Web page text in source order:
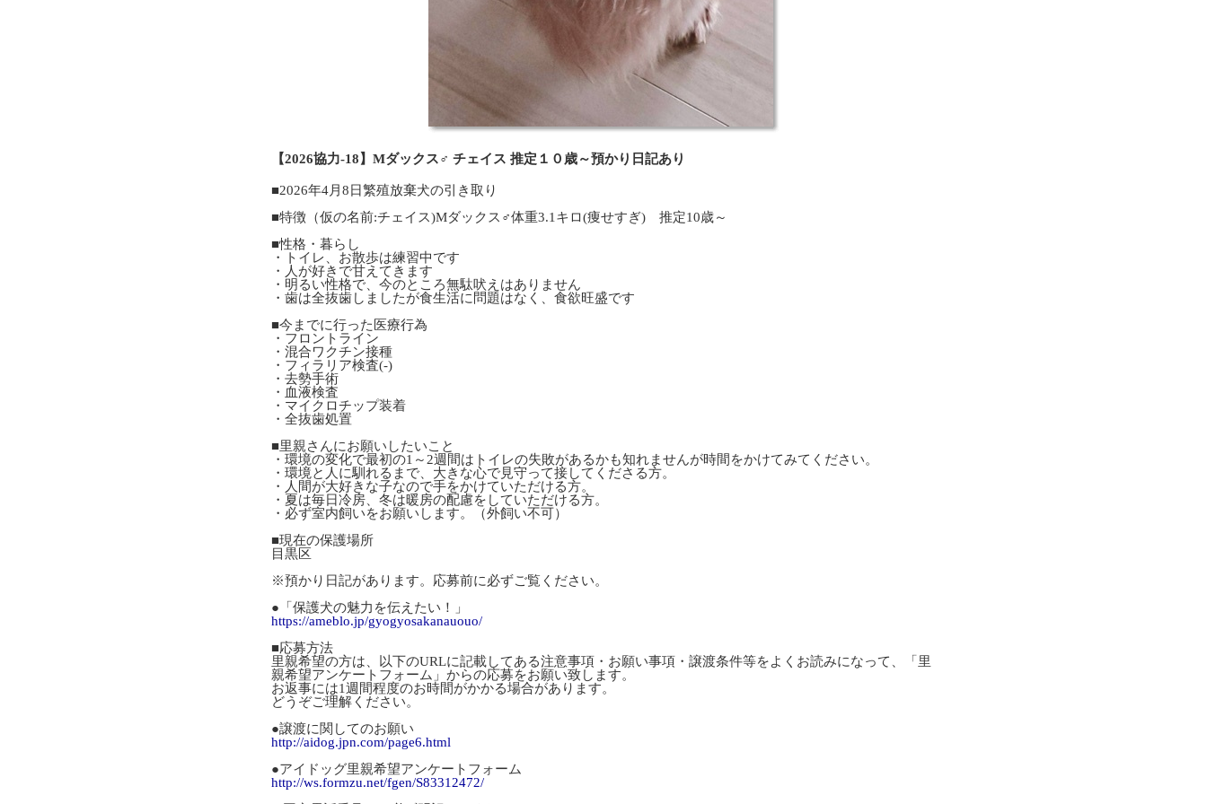
【2026協力-18】Mダックス♂ チェイス 推定１０歳～預かり日記あり
■2026年4月8日繁殖放棄犬の引き取り
■特徴（仮の名前:チェイス)Mダックス♂体重3.1キロ(痩せすぎ) 推定10歳～
■性格・暮らし
・トイレ、お散歩は練習中です
・人が好きで甘えてきます
・明るい性格で、今のところ無駄吠えはありません
・歯は全抜歯しましたが食生活に問題はなく、食欲旺盛です
■今までに行った医療行為
・フロントライン
・混合ワクチン接種
・フィラリア検査(-)
・去勢手術
・血液検査
・マイクロチップ装着
・全抜歯処置
■里親さんにお願いしたいこと
・環境の変化で最初の1～2週間はトイレの失敗があるかも知れませんが時間をかけてみてください。
・環境と人に馴れるまで、大きな心で見守って接してくださる方。
・人間が大好きな子なので手をかけていただける方。
・夏は毎日冷房、冬は暖房の配慮をしていただける方。
・必ず室内飼いをお願いします。（外飼い不可）
■現在の保護場所
目黒区
※預かり日記があります。応募前に必ずご覧ください。
●「保護犬の魅力を伝えたい！」
https://ameblo.jp/gyogyosakanauouo/
■応募方法
里親希望の方は、以下のURLに記載してある注意事項・お願い事項・譲渡条件等をよくお読みになって、「里
親希望アンケートフォーム」からの応募をお願い致します。
お返事には1週間程度のお時間がかかる場合があります。
どうぞご理解ください。
●譲渡に関してのお願い
http://aidog.jpn.com/page6.html
●アイドッグ里親希望アンケートフォーム
http://ws.formzu.net/fgen/S83312472/